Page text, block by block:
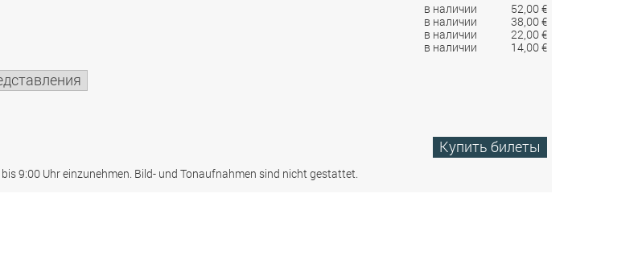
в наличии
52,00 €
в наличии
38,00 €
в наличии
22,00 €
в наличии
14,00 €
Купить билеты
9:00 Uhr einzunehmen. Bild- und Tonaufnahmen sind nicht gestattet.